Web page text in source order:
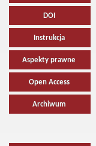
DOI
Instrukcja
Aspekty prawne
Open Access
Archiwum